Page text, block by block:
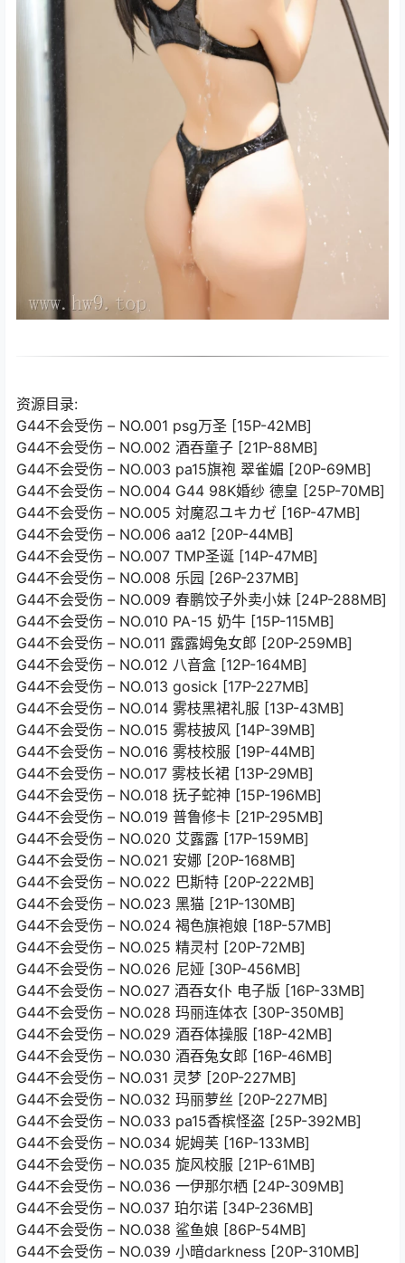
资源目录:
G44不会受伤 – NO.001 psg万圣 [15P-42MB]
G44不会受伤 – NO.002 酒吞童子 [21P-88MB]
G44不会受伤 – NO.003 pa15旗袍 翠雀媚 [20P-69MB]
G44不会受伤 – NO.004 G44 98K婚纱 德皇 [25P-70MB]
G44不会受伤 – NO.005 対魔忍ユキカゼ [16P-47MB]
G44不会受伤 – NO.006 aa12 [20P-44MB]
G44不会受伤 – NO.007 TMP圣诞 [14P-47MB]
G44不会受伤 – NO.008 乐园 [26P-237MB]
G44不会受伤 – NO.009 春鹏饺子外卖小妹 [24P-288MB]
G44不会受伤 – NO.010 PA-15 奶牛 [15P-115MB]
G44不会受伤 – NO.011 露露姆兔女郎 [20P-259MB]
G44不会受伤 – NO.012 八音盒 [12P-164MB]
G44不会受伤 – NO.013 gosick [17P-227MB]
G44不会受伤 – NO.014 雾枝黑裙礼服 [13P-43MB]
G44不会受伤 – NO.015 雾枝披风 [14P-39MB]
G44不会受伤 – NO.016 雾枝校服 [19P-44MB]
G44不会受伤 – NO.017 雾枝长裙 [13P-29MB]
G44不会受伤 – NO.018 抚子蛇神 [15P-196MB]
G44不会受伤 – NO.019 普鲁修卡 [21P-295MB]
G44不会受伤 – NO.020 艾露露 [17P-159MB]
G44不会受伤 – NO.021 安娜 [20P-168MB]
G44不会受伤 – NO.022 巴斯特 [20P-222MB]
G44不会受伤 – NO.023 黑猫 [21P-130MB]
G44不会受伤 – NO.024 褐色旗袍娘 [18P-57MB]
G44不会受伤 – NO.025 精灵村 [20P-72MB]
G44不会受伤 – NO.026 尼娅 [30P-456MB]
G44不会受伤 – NO.027 酒吞女仆 电子版 [16P-33MB]
G44不会受伤 – NO.028 玛丽连体衣 [30P-350MB]
G44不会受伤 – NO.029 酒吞体操服 [18P-42MB]
G44不会受伤 – NO.030 酒吞兔女郎 [16P-46MB]
G44不会受伤 – NO.031 灵梦 [20P-227MB]
G44不会受伤 – NO.032 玛丽萝丝 [20P-227MB]
G44不会受伤 – NO.033 pa15香槟怪盗 [25P-392MB]
G44不会受伤 – NO.034 妮姆芙 [16P-133MB]
G44不会受伤 – NO.035 旋风校服 [21P-61MB]
G44不会受伤 – NO.036 一伊那尔栖 [24P-309MB]
G44不会受伤 – NO.037 珀尔诺 [34P-236MB]
G44不会受伤 – NO.038 鲨鱼娘 [86P-54MB]
G44不会受伤 – NO.039 小暗darkness [20P-310MB]